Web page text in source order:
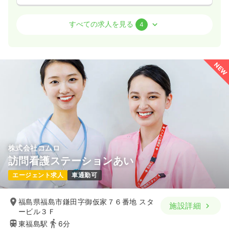
お問い合わせください
8:45～17:00
気になる 詳細を見る
訪問看護正看護師
日勤のみ（常勤） 一時募集休止
給与 18.6万円〜/月 賞与4.05ヶ月
※一例
土日祝休み
年間休日121日
オンコールあり
月給18万円以上可
すべての求人を見る 4
NEW
株式会社コムロ
訪問看護ステーションあい
エージェント求人 車通勤可
福島県福島市鎌田字御仮家７６番地 スタ
ービル３Ｆ
東福島駅
6分
施設詳細